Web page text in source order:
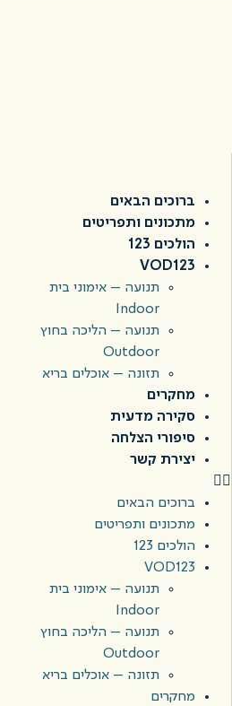
ברוכים הבאים
מתכונים ותפריטים
הולכים 123
VOD123
תנועה – אימוני בית
Indoor
תנועה – הליכה בחוץ
Outdoor
תזונה – אוכלים בריא
מחקרים
סקירה מדעית
סיפורי הצלחה
יצירת קשר
ברוכים הבאים
מתכונים ותפריטים
הולכים 123
VOD123
תנועה – אימוני בית
Indoor
תנועה – הליכה בחוץ
Outdoor
תזונה – אוכלים בריא
מחקרים